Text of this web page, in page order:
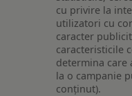
cu privire la
utilizatori cu
caracter
caracteristicile
determina care
la o campanie
conținut).